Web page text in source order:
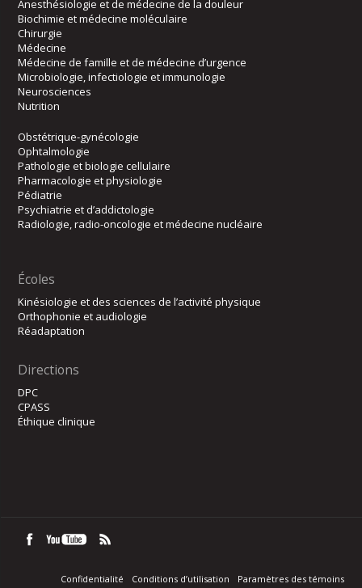
Anesthésiologie et de médecine de la douleur
Biochimie et médecine moléculaire
Chirurgie
Médecine
Médecine de famille et de médecine d’urgence
Microbiologie, infectiologie et immunologie
Neurosciences
Nutrition
Obstétrique-gynécologie
Ophtalmologie
Pathologie et biologie cellulaire
Pharmacologie et physiologie
Pédiatrie
Psychiatrie et d’addictologie
Radiologie, radio-oncologie et médecine nucléaire
Écoles
Kinésiologie et des sciences de l’activité physique
Orthophonie et audiologie
Réadaptation
Directions
DPC
CPASS
Éthique clinique
Confidentialité Conditions d’utilisation Paramètres des témoins